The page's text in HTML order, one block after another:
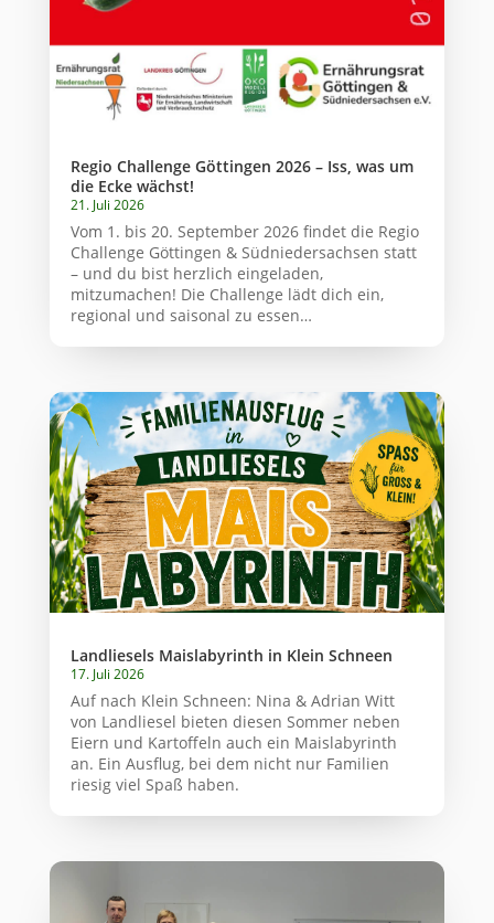
Regio Challenge Göttingen 2026 – Iss, was um
die Ecke wächst!
21. Juli 2026
Vom 1. bis 20. September 2026 findet die Regio
Challenge Göttingen & Südniedersachsen statt
– und du bist herzlich eingeladen,
mitzumachen! Die Challenge lädt dich ein,
regional und saisonal zu essen…
Landliesels Maislabyrinth in Klein Schneen
17. Juli 2026
Auf nach Klein Schneen: Nina & Adrian Witt
von Landliesel bieten diesen Sommer neben
Eiern und Kartoffeln auch ein Maislabyrinth
an. Ein Ausflug, bei dem nicht nur Familien
riesig viel Spaß haben.